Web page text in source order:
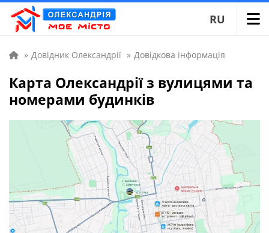
RU
» Довідник Олександрії » Довідкова інформація
Карта Олександрії з вулицями та
номерами будинків